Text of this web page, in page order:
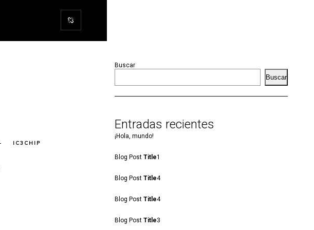
IC3CHIP
Buscar
Buscar
Entradas recientes
¡Hola, mundo!
Blog Post Title1
Blog Post Title4
Blog Post Title4
Blog Post Title3